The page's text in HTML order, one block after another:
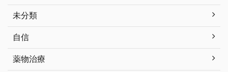
未分類
自信
薬物治療